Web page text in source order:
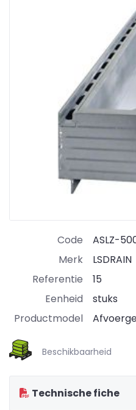
Code
ASLZ-
Merk
LSDRAIN
Referentie
15
Eenheid
stuks
Productmodel
Beschikbaarheid
Technische fiche